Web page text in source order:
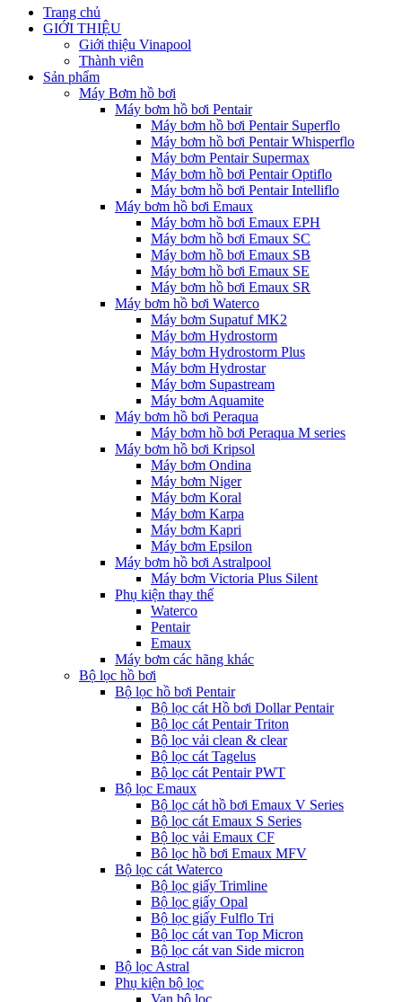
Trang chủ
GIỚI THIỆU
Giới thiệu Vinapool
Thành viên
Sản phẩm
Máy Bơm hồ bơi
Máy bơm hồ bơi Pentair
Máy bơm hồ bơi Pentair Superflo
Máy bơm hồ bơi Pentair Whisperflo
Máy bơm Pentair Supermax
Máy bơm hồ bơi Pentair Optiflo
Máy bơm hồ bơi Pentair Intelliflo
Máy bơm hồ bơi Emaux
Máy bơm hồ bơi Emaux EPH
Máy bơm hồ bơi Emaux SC
Máy bơm hồ bơi Emaux SB
Máy bơm hồ bơi Emaux SE
Máy bơm hồ bơi Emaux SR
Máy bơm hồ bơi Waterco
Máy bơm Supatuf MK2
Máy bơm Hydrostorm
Máy bơm Hydrostorm Plus
Máy bơm Hydrostar
Máy bơm Supastream
Máy bơm Aquamite
Máy bơm hồ bơi Peraqua
Máy bơm hồ bơi Peraqua M series
Máy bơm hồ bơi Kripsol
Máy bơm Ondina
Máy bơm Niger
Máy bơm Koral
Máy bơm Karpa
Máy bơm Kapri
Máy bơm Epsilon
Máy bơm hồ bơi Astralpool
Máy bơm Victoria Plus Silent
Phụ kiện thay thế
Waterco
Pentair
Emaux
Máy bơm các hãng khác
Bộ lọc hồ bơi
Bộ lọc hồ bơi Pentair
Bộ lọc cát Hồ bơi Dollar Pentair
Bộ lọc cát Pentair Triton
Bộ lọc vải clean & clear
Bộ lọc cát Tagelus
Bộ lọc cát Pentair PWT
Bộ lọc Emaux
Bộ lọc cát hồ bơi Emaux V Series
Bộ lọc cát Emaux S Series
Bộ lọc vải Emaux CF
Bô lọc hồ bơi Emaux MFV
Bộ lọc cát Waterco
Bộ lọc giấy Trimline
Bộ lọc giấy Opal
Bộ lọc giấy Fulflo Tri
Bộ lọc cát van Top Micron
Bộ lọc cát van Side micron
Bộ lọc Astral
Phụ kiện bộ lọc
Van bộ lọc